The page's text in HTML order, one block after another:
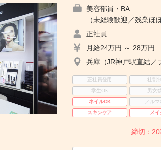
美容部員・BA
（未経験歓迎／残業ほ
正社員
月給24万円 ～ 28万円
兵庫（JR神戸駅直結／
正社員登用 社割
学生OK
男女
ネイルOK
ノルマ
スキンケア
メイ
締切：